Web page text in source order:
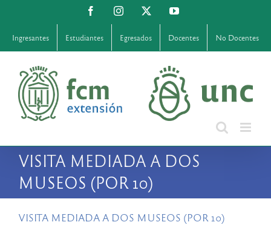
contenido
FacebookInstagram YouTube
Ingresantes Estudiantes Egresados Docentes No Docentes
VISITA MEDIADA A DOS
MUSEOS (POR 10)
VISITA MEDIADA A DOS MUSEOS (POR 10)